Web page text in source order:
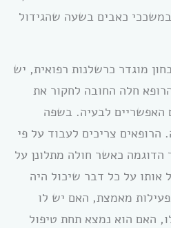
כאבים בשעה שהגידול
מוגדר כרשלנות רפואית, יש
חלה החובה לחקור את
האפשריים לבעיה. בשפה
הרופאים צריכים לעבוד על פי
כאשר חולה מתלונן על
על כל דבר שיכול היה
מאמצת, האם יש לו
האם הוא נמצא תחת טיפול